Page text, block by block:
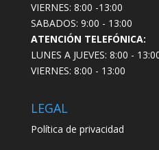
VIERNES: 8:00 -13:00
SABADOS: 9:00 - 13:00
ATENCIÓN TELEFÓNICA:
LUNES A JUEVES: 8:00 -
VIERNES: 8:00 - 13:00
LEGAL
Política de privacidad